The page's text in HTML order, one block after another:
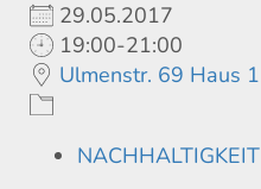
29.05.2017
19:00-21:00
Ulmenstr. 69 Haus 1
NACHHALTIGKEIT